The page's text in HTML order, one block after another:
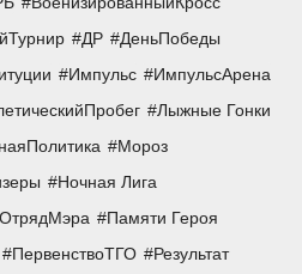
ДР
ДеньПобеды
Импульс
ИмпульсАрена
Лыжные Гонки
Мороз
Ночная Лига
ОтрядМэра
Памяти Героя
ПервенствоТГО
Результат